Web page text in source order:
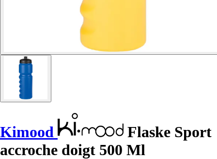
Kimood
Flaske Sport
accroche doigt 500 Ml